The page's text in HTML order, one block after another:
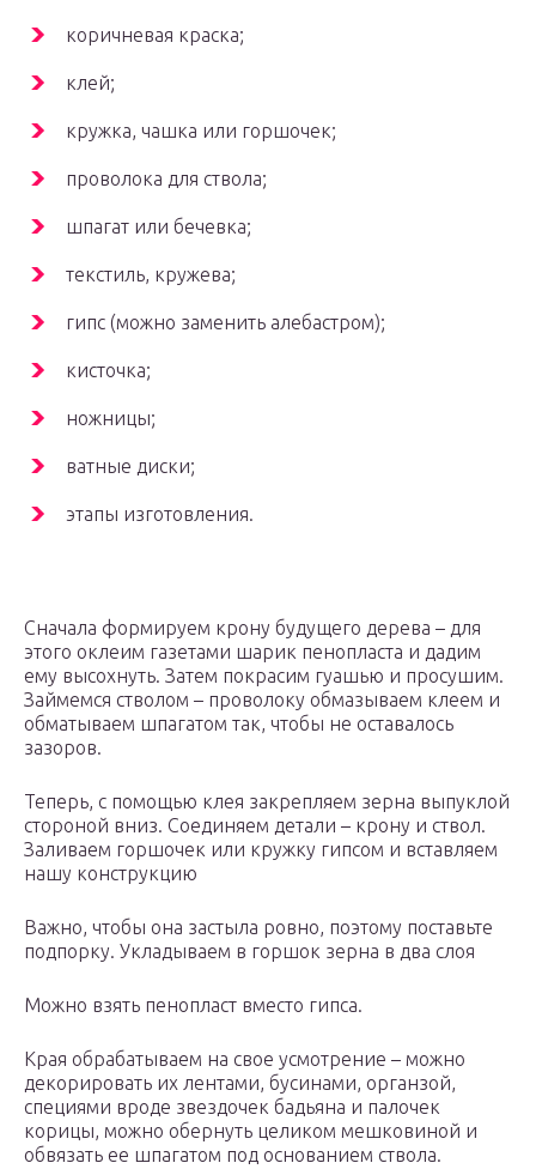
коричневая краска;
клей;
кружка, чашка или горшочек;
проволока для ствола;
шпагат или бечевка;
текстиль, кружева;
гипс (можно заменить алебастром);
кисточка;
ножницы;
ватные диски;
этапы изготовления.
Сначала формируем крону будущего дерева – для
этого оклеим газетами шарик пенопласта и дадим
ему высохнуть. Затем покрасим гуашью и просушим.
Займемся стволом – проволоку обмазываем клеем и
обматываем шпагатом так, чтобы не оставалось
зазоров.
Теперь, с помощью клея закрепляем зерна выпуклой
стороной вниз. Соединяем детали – крону и ствол.
Заливаем горшочек или кружку гипсом и вставляем
нашу конструкцию
Важно, чтобы она застыла ровно, поэтому поставьте
подпорку. Укладываем в горшок зерна в два слоя
Можно взять пенопласт вместо гипса.
Края обрабатываем на свое усмотрение – можно
декорировать их лентами, бусинами, органзой,
специями вроде звездочек бадьяна и палочек
корицы, можно обернуть целиком мешковиной и
обвязать ее шпагатом под основанием ствола.